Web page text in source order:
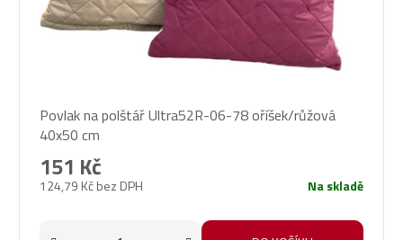
Povlak na polštář Ultra52R-06-78 oříšek/růžová
40x50 cm
124,79 Kč bez DPH
151 Kč
Na skladě